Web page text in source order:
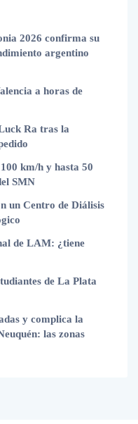
2026 confirma su
argentino
a horas de
Ra tras la
km/h y hasta 50
SMN
un Centro de Diálisis
de LAM: ¿tiene
de La Plata
y complica la
las zonas